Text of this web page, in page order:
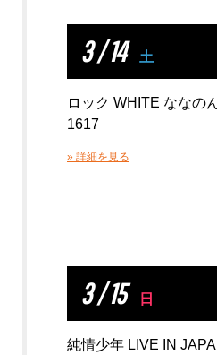
3 / 14 土
ロック WHITE ななの
1617
» 詳細を見る
3 / 15 日
純情少年 LIVE IN